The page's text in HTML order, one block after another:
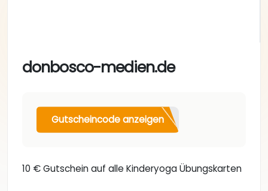
donbosco-medien.de
Gutscheincode anzeigen
10 € Gutschein auf alle Kinderyoga Übungskarten